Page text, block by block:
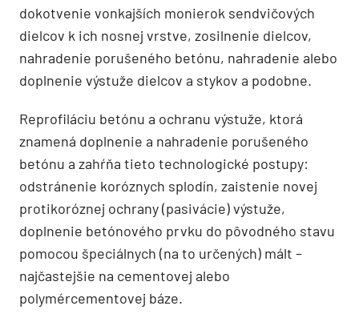
dokotvenie vonkajších monierok sendvičových
dielcov k ich nosnej vrstve, zosilnenie dielcov,
nahradenie porušeného betónu, nahradenie alebo
doplnenie výstuže dielcov a stykov a podobne.
Reprofiláciu betónu a ochranu výstuže, ktorá
znamená doplnenie a nahradenie porušeného
betónu a zahŕňa tieto technologické postupy:
odstránenie koróznych splodín, zaistenie novej
protikoróznej ochrany (pasivácie) výstuže,
doplnenie betónového prvku do pôvodného stavu
pomocou špeciálnych (na to určených) mált –
najčastejšie na cementovej alebo
polymércementovej báze.